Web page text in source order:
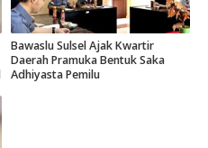
Bawaslu Sulsel Ajak Kwartir
Daerah Pramuka Bentuk Saka
Adhiyasta Pemilu